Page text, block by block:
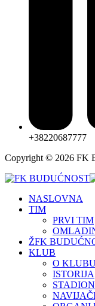
+38220687777
Copyright © 2026 FK
NASLOVNA
TIM
PRVI TIM
ŽFK
KLUB
O
ISTORIJA
STADION